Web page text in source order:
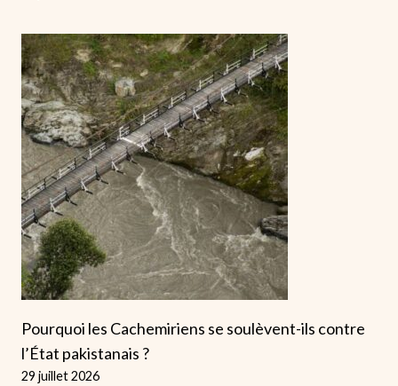
Pourquoi les Cachemiriens se soulèvent-ils contre
l’État pakistanais ?
29 juillet 2026